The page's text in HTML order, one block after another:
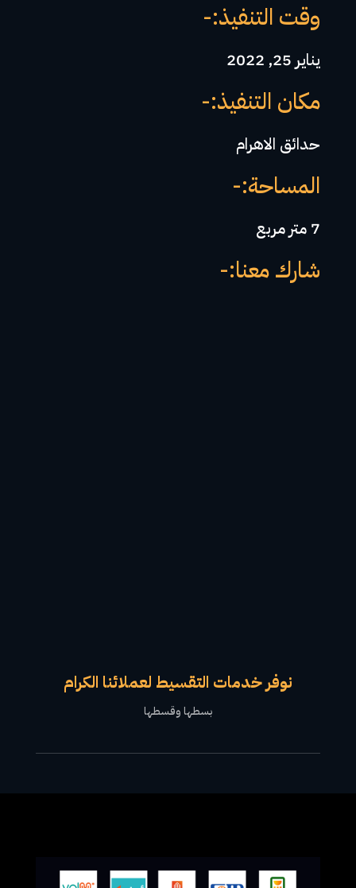
وقت التنفيذ:-
يناير 25, 2022
مكان التنفيذ:-
حدائق الاهرام
المساحة:-
7 متر مربع
شارك معنا:-
نوفر خدمات التقسيط لعملائنا الكرام
بسطها وقسطها